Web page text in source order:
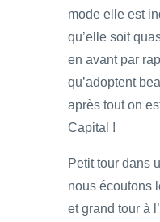
mode elle est
qu’elle soit
en avant par
qu’adoptent
après tout on
Capital !
Petit tour dans
nous écoutons
et grand tour à